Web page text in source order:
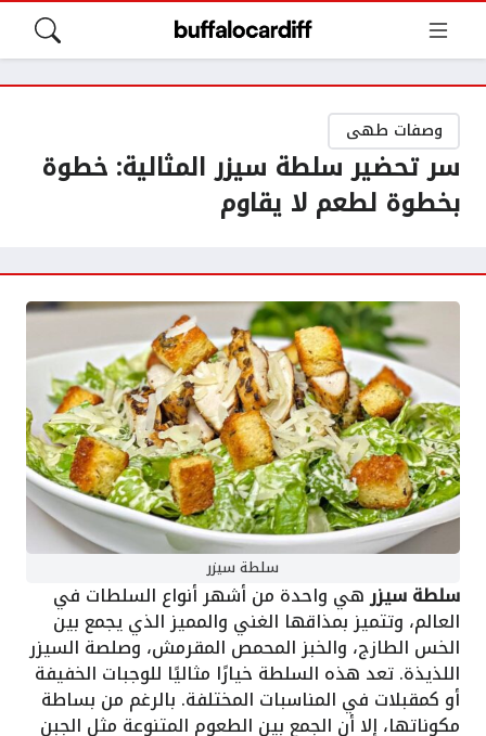
وصفات طهى
سر تحضير سلطة سيزر المثالية: خطوة
بخطوة لطعم لا يقاوم
سلطة سيزر
سلطة سيزرهي واحدة من أشهر أنواع السلطات في
العالم، وتتميز بمذاقها الغني والمميز الذي يجمع بين
الخس الطازج، والخبز المحمص المقرمش، وصلصة السيزر
اللذيذة. تعد هذه السلطة خيارًا مثاليًا للوجبات الخفيفة
أو كمقبلات في المناسبات المختلفة. بالرغم من بساطة
مكوناتها، إلا أن الجمع بين الطعوم المتنوعة مثل الجبن